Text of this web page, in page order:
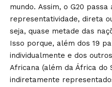
mundo. Assim, o G20
representatividade, direta
seja, quase metade das
Isso porque, além dos 19
individualmente e dos
Africana (além da África do
indiretamente